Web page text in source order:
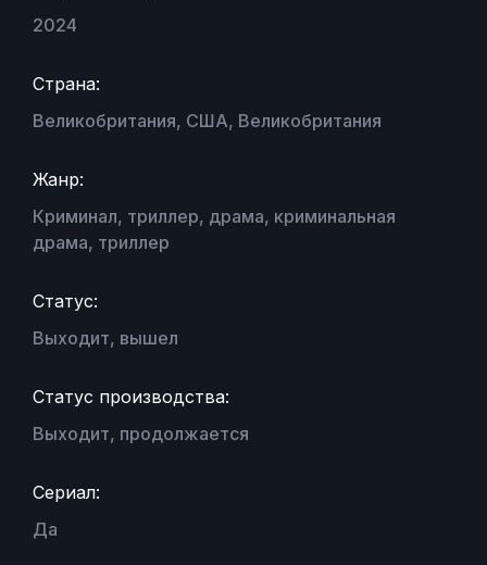
2024
Страна:
Великобритания, США, Великобритания
Жанр:
Криминал, триллер, драма, криминальная
драма, триллер
Статус:
Выходит, вышел
Статус производства:
Выходит, продолжается
Сериал:
Да